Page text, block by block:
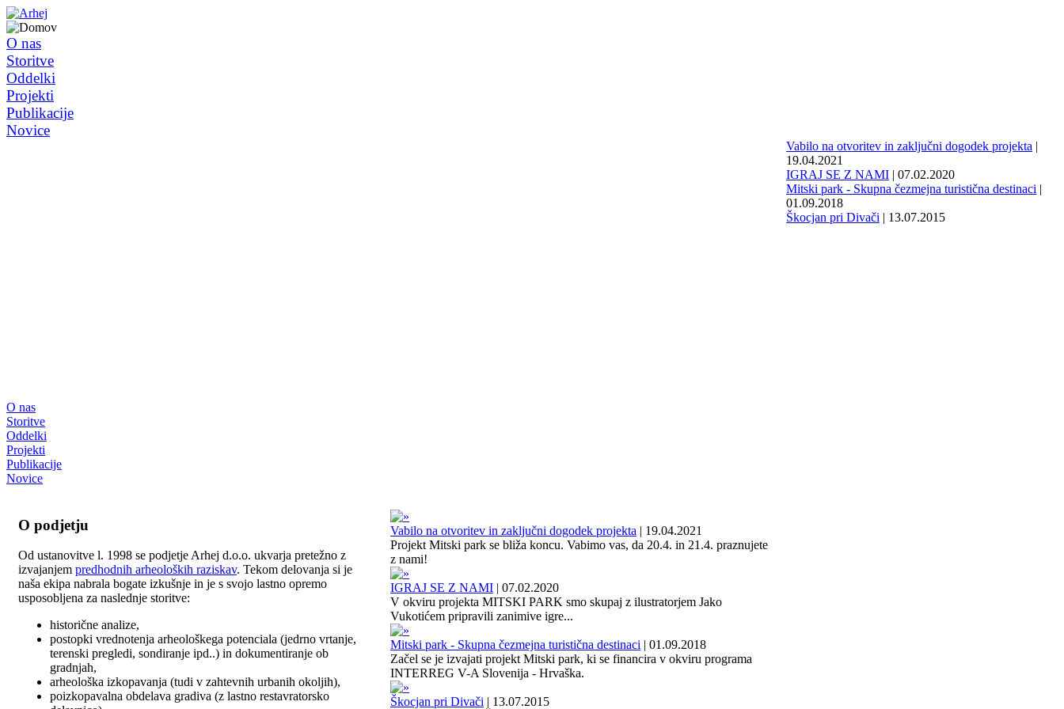
O nas
Storitve
Oddelki
Projekti
Publikacije
Novice
O nas
Storitve
Oddelki
Projekti
Publikacije
Novice
Vabilo na otvoritev in zaključni dogodek projekta |
19.04.2021
IGRAJ SE Z NAMI | 07.02.2020
Mitski park - Skupna čezmejna turistična destinaci |
01.09.2018
Škocjan pri Divači | 13.07.2015
O podjetju
Od ustanovitve l. 1998 se podjetje Arhej d.o.o. ukvarja pretežno z
izvajanjem predhodnih arheoloških raziskav. Tekom delovanja si je
naša ekipa nabrala bogate izkušnje in je s svojo lastno opremo
usposobljena za naslednje storitve:
historične analize,
postopki vrednotenja arheološkega potenciala (jedrno vrtanje,
terenski pregledi, sondiranje ipd..) in dokumentiranje ob
gradnjah,
arheološka izkopavanja (tudi v zahtevnih urbanih okoljih),
poizkopavalna obdelava gradiva (z lastno restavratorsko
Vabilo na otvoritev in zaključni dogodek projekta | 19.04.2021
Projekt Mitski park se bliža koncu. Vabimo vas, da 20.4. in 21.4. praznujete
z nami!
IGRAJ SE Z NAMI | 07.02.2020
V okviru projekta MITSKI PARK smo skupaj z ilustratorjem Jako
Vukotićem pripravili zanimive igre...
Mitski park - Skupna čezmejna turistična destinaci | 01.09.2018
Začel se je izvajati projekt Mitski park, ki se financira v okviru programa
INTERREG V-A Slovenija - Hrvaška.
Škocjan pri Divači | 13.07.2015